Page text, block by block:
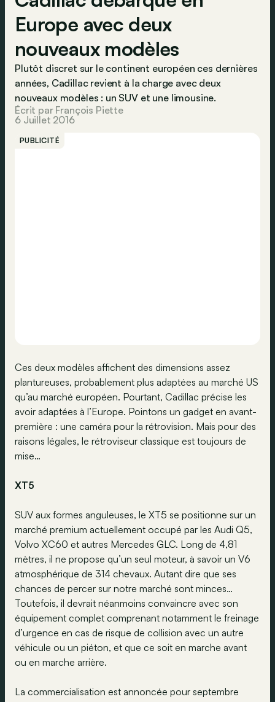
Europe avec deux
nouveaux modèles
Plutôt discret sur le continent européen ces dernières
années, Cadillac revient à la charge avec deux
nouveaux modèles : un SUV et une limousine.
Écrit par François Piette
6 Juillet 2016
PUBLICITÉ
Ces deux modèles affichent des dimensions assez
plantureuses, probablement plus adaptées au marché US
qu’au marché européen. Pourtant, Cadillac précise les
avoir adaptées à l’Europe. Pointons un gadget en avant-
première : une caméra pour la rétrovision. Mais pour des
raisons légales, le rétroviseur classique est toujours de
mise…
XT5
SUV aux formes anguleuses, le XT5 se positionne sur un
marché premium actuellement occupé par les Audi Q5,
Volvo XC60 et autres Mercedes GLC. Long de 4,81
mètres, il ne propose qu’un seul moteur, à savoir un V6
atmosphérique de 314 chevaux. Autant dire que ses
chances de percer sur notre marché sont minces…
Toutefois, il devrait néanmoins convaincre avec son
équipement complet comprenant notamment le freinage
d’urgence en cas de risque de collision avec un autre
véhicule ou un piéton, et que ce soit en marche avant
ou en marche arrière.
La commercialisation est annoncée pour septembre